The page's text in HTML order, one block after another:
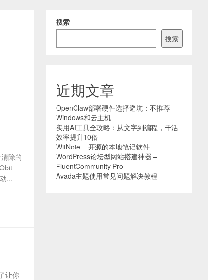
除的
...
让你
搜索
搜索
近期文章
OpenClaw部署硬件选择避坑：不推荐
Windows和云主机
实用AI工具全攻略：从文字到编程，干活
效率提升10倍
WitNote – 开源的本地笔记软件
WordPress论坛型网站搭建神器 –
FluentCommunity Pro
Avada主题使用常见问题解决教程